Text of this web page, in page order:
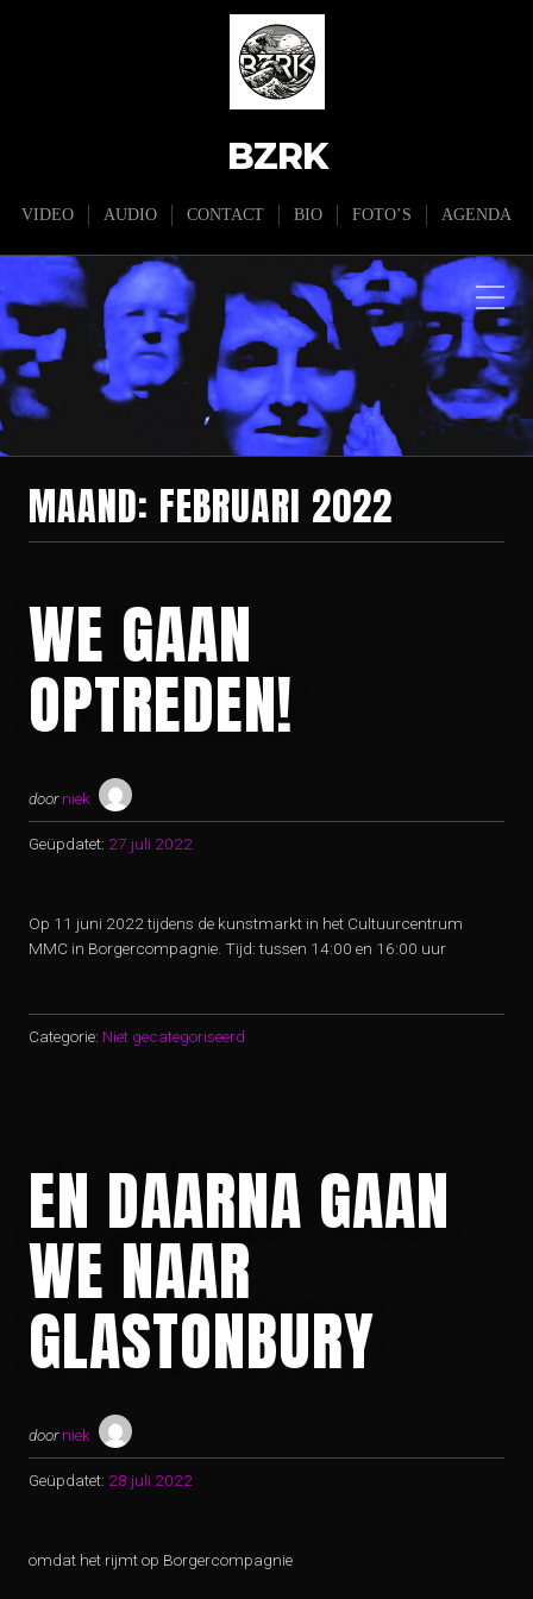
BZRK
VIDEO AUDIO CONTACT BIO FOTO’S AGENDA
MAAND: FEBRUARI 2022
WE GAAN
OPTREDEN!
door niek
Geüpdatet: 27 juli 2022
Op 11 juni 2022 tijdens de kunstmarkt in het Cultuurcentrum
MMC in Borgercompagnie. Tijd: tussen 14:00 en 16:00 uur
Categorie: Niet gecategoriseerd
EN DAARNA GAAN
WE NAAR
GLASTONBURY
door niek
Geüpdatet: 28 juli 2022
omdat het rijmt op Borgercompagnie